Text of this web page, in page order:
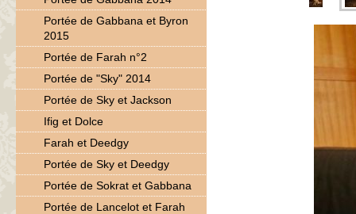
Portée de Gabbana et Byron
2015
Portée de Farah n°2
Portée de "Sky" 2014
Portée de Sky et Jackson
Ifig et Dolce
Farah et Deedgy
Portée de Sky et Deedgy
Portée de Sokrat et Gabbana
Portée de Lancelot et Farah